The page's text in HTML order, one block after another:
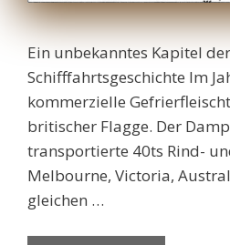
Ein unbekanntes Kapitel
Schifffahrtsgeschichte Im
kommerzielle
britischer Flagge. Der
transportierte 40ts Rind-
Melbourne, Victoria,
gleichen …